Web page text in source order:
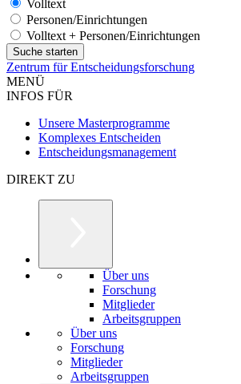
Volltext
Personen/Einrichtungen
Volltext + Personen/Einrichtungen
Zentrum für Entscheidungsforschung
MENÜ
INFOS FÜR
Unsere Masterprogramme
Komplexes Entscheiden
Entscheidungsmanagement
DIREKT ZU
Über uns
Forschung
Mitglieder
Arbeitsgruppen
Über uns
Forschung
Mitglieder
Arbeitsgruppen